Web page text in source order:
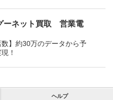
ーネット買取 営業電
数】約30万のデータから予
！
ヘルプ